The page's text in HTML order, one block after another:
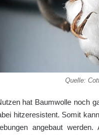
Quelle:
hat Baumwolle noch
hitzeresistent. Somit
angebaut